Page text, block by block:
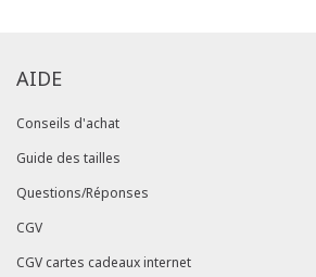
AIDE
Conseils d'achat
Guide des tailles
Questions/Réponses
CGV
CGV cartes cadeaux internet